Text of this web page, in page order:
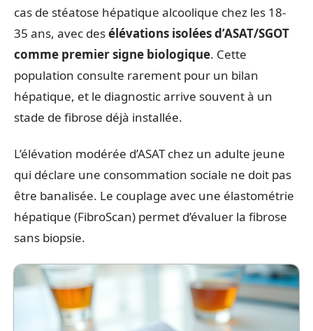
cas de stéatose hépatique alcoolique chez les 18-
35 ans, avec desélévations isolées d’ASAT/SGOT
comme premier signe biologique. Cette
population consulte rarement pour un bilan
hépatique, et le diagnostic arrive souvent à un
stade de fibrose déjà installée.
L’élévation modérée d’ASAT chez un adulte jeune
qui déclare une consommation sociale ne doit pas
être banalisée. Le couplage avec une élastométrie
hépatique (FibroScan) permet d’évaluer la fibrose
sans biopsie.